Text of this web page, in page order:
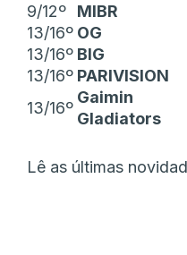
9/12º
MIBR
13/16º OG
13/16º BIG
13/16º PARIVISION
13/16º
Gaimin
Gladiators
Lê as últimas